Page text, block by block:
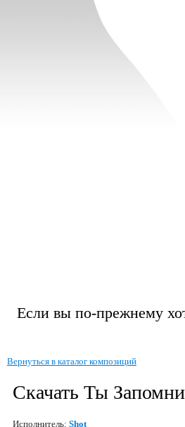
Если вы по-прежнему
Вернуться в каталог композиций
Скачать Ты
Исполнитель: Shot